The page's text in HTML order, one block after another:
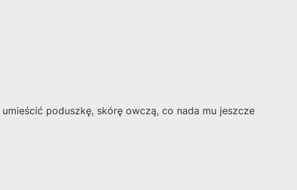
poduszkę, skórę owczą, co nada mu jeszcze